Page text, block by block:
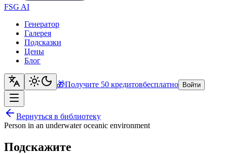
FSG AI
Генератор
Галерея
Подсказки
Цены
Блог
🎁Получите 50 кредитовбесплатно Войти
Вернуться в библиотеку
Person in an underwater oceanic environment
Подскажите